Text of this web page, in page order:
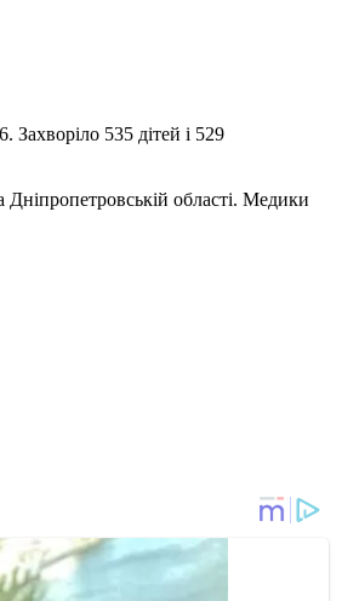
535 дітей і 529
Дніпропетровській області. Медики